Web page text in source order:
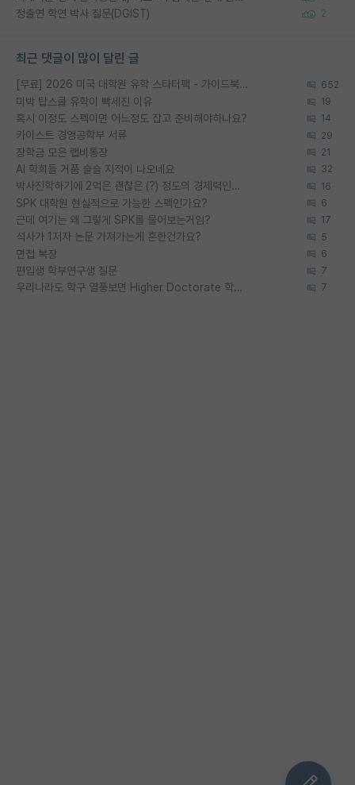
정출연 학연 박사 질문(DGIST) 2
최근 댓글이 많이 달린 글
[무료] 2026 미국 대학원 유학 스타터팩 - 가이드북 & 합격자 컨택메일 템플릿 652
미박 탑스쿨 유학이 빡세진 이유 19
혹시 이정도 스펙이면 어느정도 잡고 준비해야하나요? 14
카이스트 경영공학부 서류 29
장학금 모은 랩비통장 21
AI 학회들 거품 슬슬 지적이 나오네요 32
박사진학하기에 2억은 괜찮은 (?) 정도의 경제력인가요 16
SPK 대학원 현실적으로 가능한 스펙인가요? 6
근데 여기는 왜 그렇게 SPK를 물어보는거임? 17
석사가 1저자 논문 가져가는게 흔한건가요? 5
면접 복장 6
편입생 학부연구생 질문 7
우리나라도 학구 열풍보면 Higher Doctorate 학위가 필요하다고 봅니다. 7